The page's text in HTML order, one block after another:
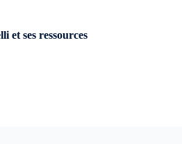
et ses ressources